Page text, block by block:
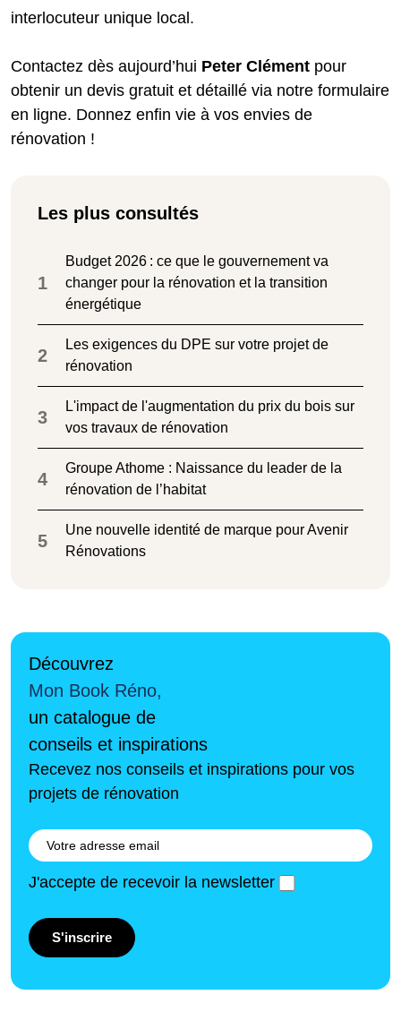
interlocuteur unique local.
Contactez dès aujourd’hui Peter Clément pour
obtenir un devis gratuit et détaillé via notre formulaire
en ligne. Donnez enfin vie à vos envies de
rénovation !
Les plus consultés
1
Budget 2026 : ce que le gouvernement va
changer pour la rénovation et la transition
énergétique
2
Les exigences du DPE sur votre projet de
rénovation
3
L'impact de l'augmentation du prix du bois sur
vos travaux de rénovation
4
Groupe Athome : Naissance du leader de la
rénovation de l’habitat
5
Une nouvelle identité de marque pour Avenir
Rénovations
Découvrez
Mon Book Réno,
un catalogue de
conseils et inspirations
Recevez nos conseils et inspirations pour vos
projets de rénovation
J'accepte de recevoir la newsletter
S'inscrire